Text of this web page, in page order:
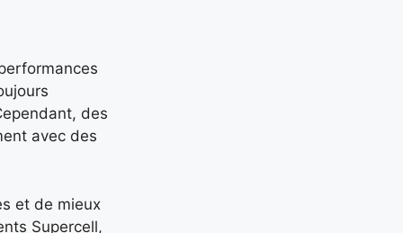
des
avec des
et de mieux
Supercell,